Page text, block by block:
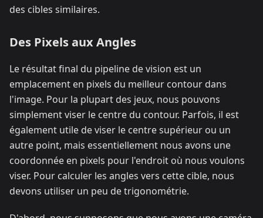
des cibles similaires.
Des Pixels aux Angles
Le résultat final du pipeline de vision est un
emplacement en pixels du meilleur contour dans
l'image. Pour la plupart des jeux, nous pouvons
simplement viser le centre du contour. Parfois, il est
également utile de viser le centre supérieur ou un
autre point, mais essentiellement nous avons une
coordonnée en pixels pour l'endroit où nous voulons
viser. Pour calculer les angles vers cette cible, nous
devons utiliser un peu de trigonométrie.